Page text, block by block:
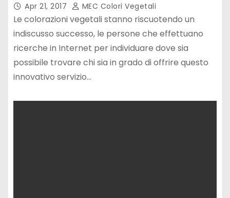
Apr 21, 2017 MEC Colori Vegetali
Le colorazioni vegetali stanno riscuotendo un
indiscusso successo, le persone che effettuano
ricerche in Internet per individuare dove sia
possibile trovare chi sia in grado di offrire questo
innovativo servizio…